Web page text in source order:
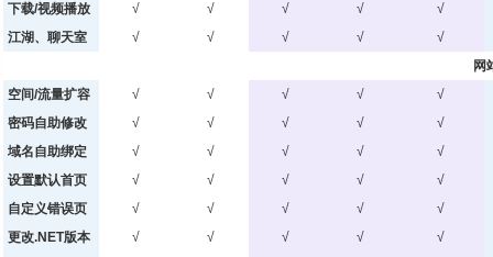
下载/视频播放
√ √ √ √
√
江湖、聊天室
√ √ √ √
√
网
空间/流量扩容
√ √ √ √
√
密码自助修改
√ √ √ √
√
域名自助绑定
√ √ √ √
√
设置默认首页
√ √ √ √
√
自定义错误页
√ √ √ √
√
更改.NET版本
√ √ √ √
√